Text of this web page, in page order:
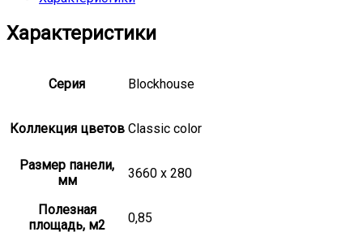
Характеристики
Серия Blockhouse
Коллекция цветов Classic color
Размер панели,
мм
3660 x 280
Полезная
площадь, м2
0,85